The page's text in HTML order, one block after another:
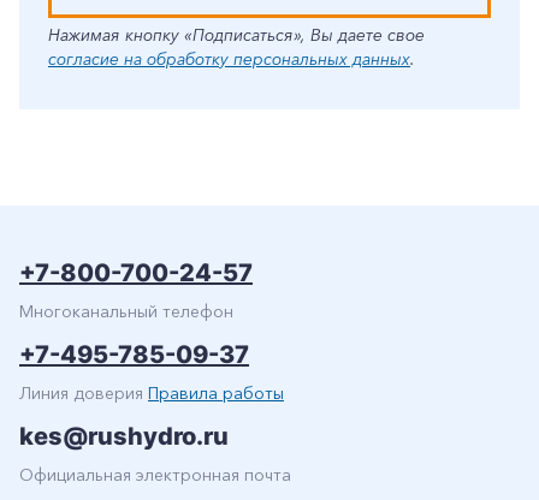
Нажимая кнопку «Подписаться», Вы даете свое
согласие на обработку персональных данных.
+7-800-700-24-57
Многоканальный телефон
+7-495-785-09-37
Линия доверия Правила работы
kes@rushydro.ru
Официальная электронная почта